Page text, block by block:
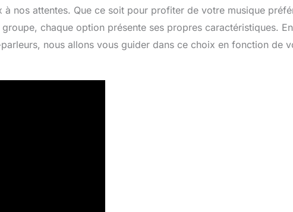
nos attentes. Que ce soit pour profiter de votre musique
chaque option présente ses propres caractéristiques. En
nous allons vous guider dans ce choix en fonction de